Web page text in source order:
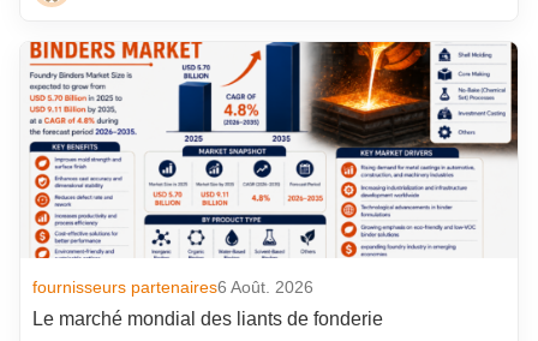
fournisseurs partenaires6 Août. 2026
Le marché mondial des liants de fonderie